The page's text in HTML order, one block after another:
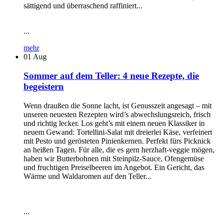
sättigend und überraschend raffiniert...
...
mehr
01 Aug
Sommer auf dem Teller: 4 neue Rezepte, die
begeistern
Wenn draußen die Sonne lacht, ist Genusszeit angesagt – mit
unseren neuesten Rezepten wird’s abwechslungsreich, frisch
und richtig lecker. Los geht’s mit einem neuen Klassiker in
neuem Gewand: Tortellini-Salat mit dreierlei Käse, verfeinert
mit Pesto und gerösteten Pinienkernen. Perfekt fürs Picknick
an heißen Tagen. Für alle, die es gern herzhaft-veggie mögen,
haben wir Butterbohnen mit Steinpilz-Sauce, Ofengemüse
und fruchtigen Preiselbeeren im Angebot. Ein Gericht, das
Wärme und Waldaromen auf den Teller...
...